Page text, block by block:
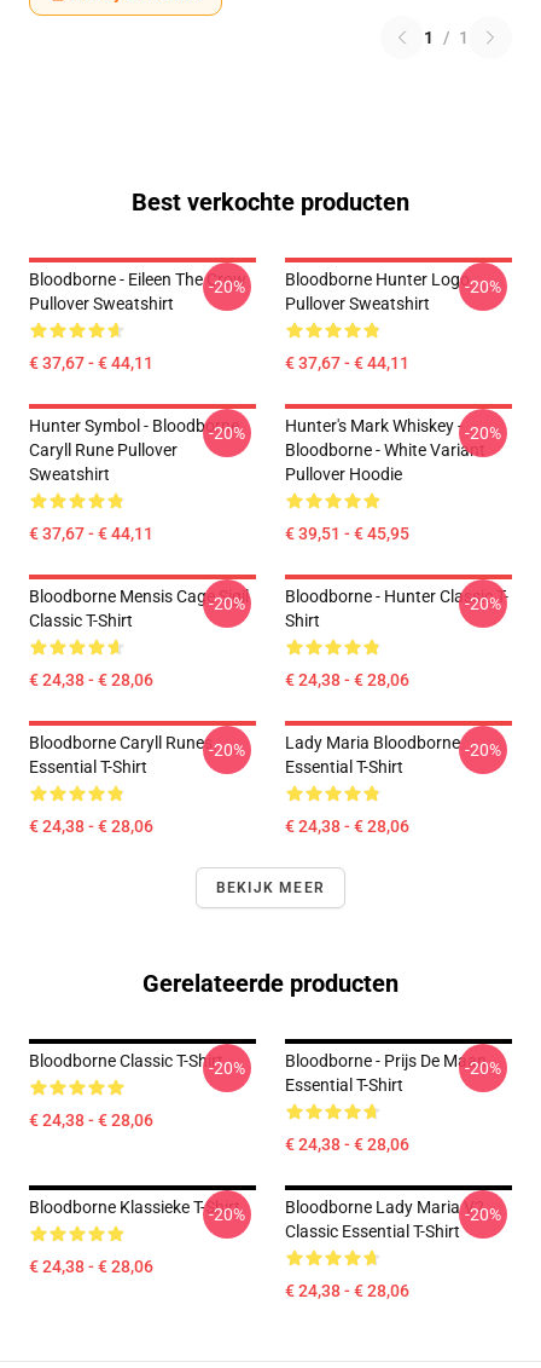
1 / 1
Best verkochte producten
Bloodborne - Eileen The Crow
Pullover Sweatshirt
€ 37,67 - € 44,11
-20%
Bloodborne Hunter Logo
Pullover Sweatshirt
€ 37,67 - € 44,11
-20%
Hunter Symbol - Bloodborne
Caryll Rune Pullover
Sweatshirt
€ 37,67 - € 44,11
-20%
Hunter's Mark Whiskey -
Bloodborne - White Variant
Pullover Hoodie
€ 39,51 - € 45,95
-20%
Bloodborne Mensis Cage Sigil
Classic T-Shirt
€ 24,38 - € 28,06
-20%
Bloodborne - Hunter Classic T-
Shirt
€ 24,38 - € 28,06
-20%
Bloodborne Caryll Runes
Essential T-Shirt
€ 24,38 - € 28,06
-20%
Lady Maria Bloodborne
Essential T-Shirt
€ 24,38 - € 28,06
-20%
BEKIJK MEER
Gerelateerde producten
Bloodborne Classic T-Shirt
€ 24,38 - € 28,06
-20%
Bloodborne - Prijs De Maan
Essential T-Shirt
€ 24,38 - € 28,06
-20%
Bloodborne Klassieke T-Shirt
€ 24,38 - € 28,06
-20%
Bloodborne Lady Maria V2
Classic Essential T-Shirt
€ 24,38 - € 28,06
-20%